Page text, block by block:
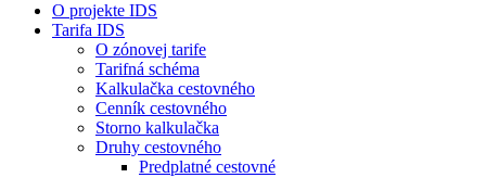
O projekte IDS
Tarifa IDS
O zónovej tarife
Tarifná schéma
Kalkulačka cestovného
Cenník cestovného
Storno kalkulačka
Druhy cestovného
Predplatné cestovné